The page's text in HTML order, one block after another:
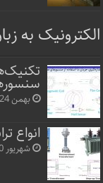
الکترونیک به
بهمن 24, 1400
انواع
شهریور 10, 1400